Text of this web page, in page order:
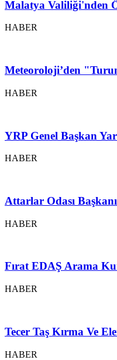
Malatya Valiliği'nden
HABER
Meteoroloji’den
HABER
YRP Genel Başkan
HABER
Attarlar Odası
HABER
Fırat EDAŞ Arama
HABER
Tecer Taş Kırma Ve
HABER